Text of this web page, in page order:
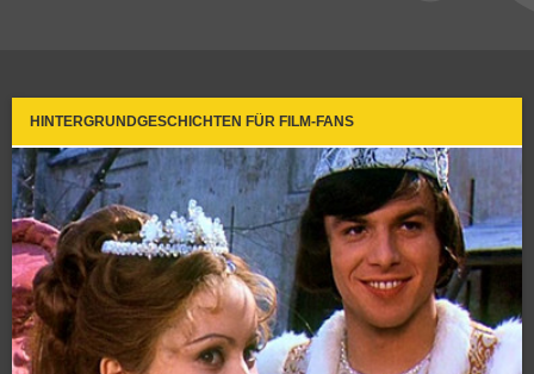
HINTERGRUNDGESCHICHTEN FÜR FILM-FANS